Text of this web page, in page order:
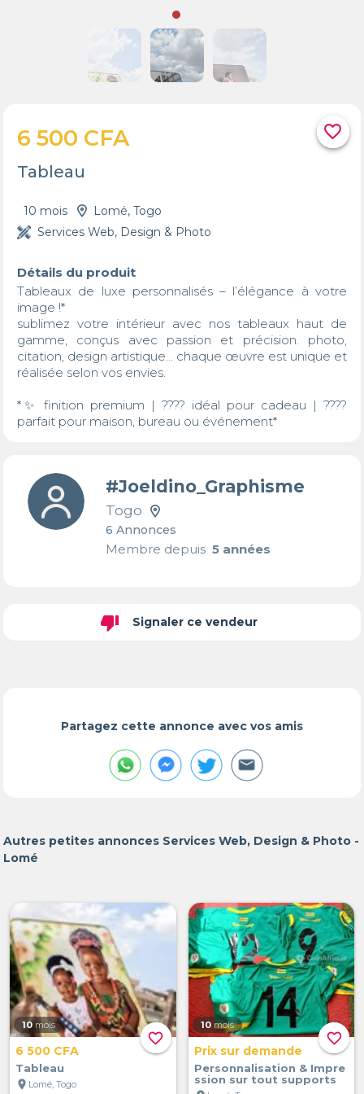
favorite_border
6 500 CFA
Tableau
10 mois
Lomé, Togo
Services Web, Design & Photo
Détails du produit
Tableaux de luxe personnalisés – l’élégance à votre
image !*
sublimez votre intérieur avec nos tableaux haut de
gamme, conçus avec passion et précision. photo,
citation, design artistique… chaque œuvre est unique et
réalisée selon vos envies.
*✨ finition premium | ???? idéal pour cadeau | ????
parfait pour maison, bureau ou événement*
#Joeldino_Graphisme
Togo
6 Annonces
Membre depuis5 années
thumb_down Signaler ce vendeur
Partagez cette annonce avec vos amis
Autres petites annonces Services Web, Design & Photo -
Lomé
favorite_border
10 mois
6 500 CFA
Tableau
location_on Lomé, Togo
favorite_border
10 mois
Prix sur demande
Personnalisation & Impre
ssion sur tout supports